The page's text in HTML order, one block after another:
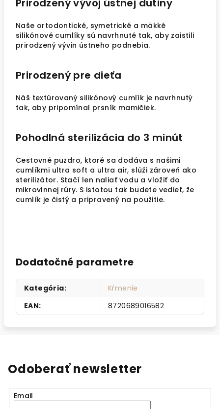
Prirodzený vývoj ústnej dutiny
Naše ortodontické, symetrické a mäkké
silikónové cumlíky sú navrhnuté tak, aby zaistili
prirodzený vývin ústneho podnebia.
Prirodzený pre dieťa
Náš textúrovaný silikónový cumlík je navrhnutý
tak, aby pripomínal prsník mamičiek.
Pohodlná sterilizácia do 3 minút
Cestovné puzdro, ktoré sa dodáva s našimi
cumlíkmi ultra soft a ultra air, slúži zároveň ako
sterilizátor. Stačí len naliať vodu a vložiť do
mikrovlnnej rúry. S istotou tak budete vedieť, že
cumlík je čistý a pripravený na použitie.
Dodatočné parametre
Kategória:
Kŕmenie
EAN: 8720689016582
Odoberať newsletter
Email